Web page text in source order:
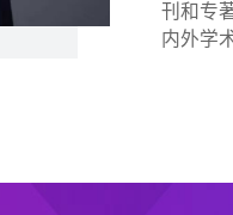
刊和专
内外学